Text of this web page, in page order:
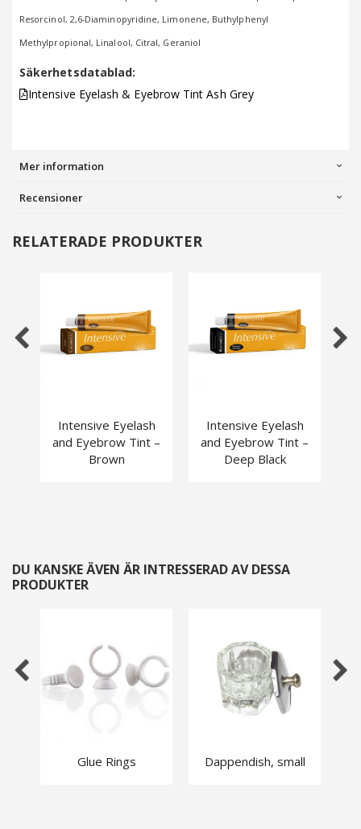
Resorcinol, 2,6-Diaminopyridine, Limonene, Buthylphenyl
Methylpropional, Linalool, Citral, Geraniol
Säkerhetsdatablad:
Intensive Eyelash & Eyebrow Tint Ash Grey
Mer information
Recensioner
RELATERADE PRODUKTER
Intensive Eyelash
and Eyebrow Tint –
Brown
Intensive Eyelash
and Eyebrow Tint –
Deep Black
DU KANSKE ÄVEN ÄR INTRESSERAD AV DESSA
PRODUKTER
Glue Rings Dappendish, small